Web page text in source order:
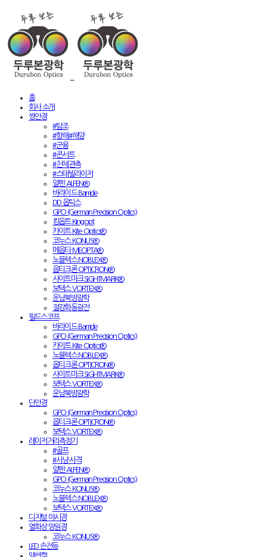
홈
회사 소개
쌍안경
#탐조
#항해#해양
#군용
#콘서트
#천체관측
#스태빌라이저
알펜 ALPEN®
바라이드 Barride
DD 옵틱스
GPO (German Precision Optics)
킹옵트 Kingopt
카이트 Kite Optics®
코누스 KONUS®
메옵타 MEOPTA®
노블렉스 NOBLEX®
옵티크론 OPTICRON®
사이트마크 SIGHTMARK®
보텍스 VORTEX®
운남북방광학
절강화동광전
필드스코프
바라이드 Barride
GPO (German Precision Optics)
카이트 Kite Optics®
노블렉스 NOBLEX®
옵티크론 OPTICRON®
사이트마크 SIGHTMARK®
보텍스 VORTEX®
운남북방광학
단안경
GPO (German Precision Optics)
옵티크론 OPTICRON®
보텍스 VORTEX®
레이저거리측정기
#골프
#사냥·사격
알펜 ALPEN®
GPO (German Precision Optics)
코누스 KONUS®
노블렉스 NOBLEX®
보텍스 VORTEX®
디지털 야시경
열화상 망원경
코누스 KONUS®
LED 손전등